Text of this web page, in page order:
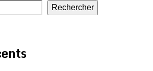
Rechercher